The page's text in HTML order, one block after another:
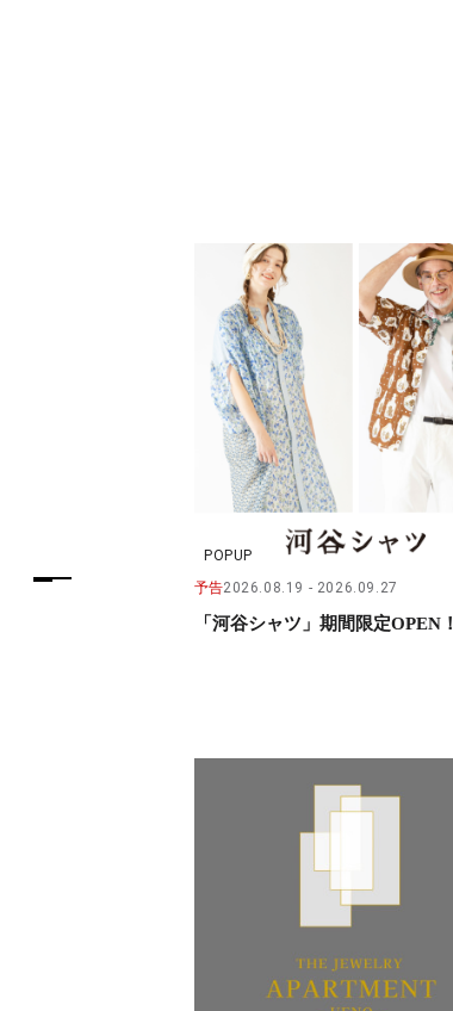
POPUP
予告2026.08.19 2026.09.27
「河谷シャツ」期間限定OPEN！